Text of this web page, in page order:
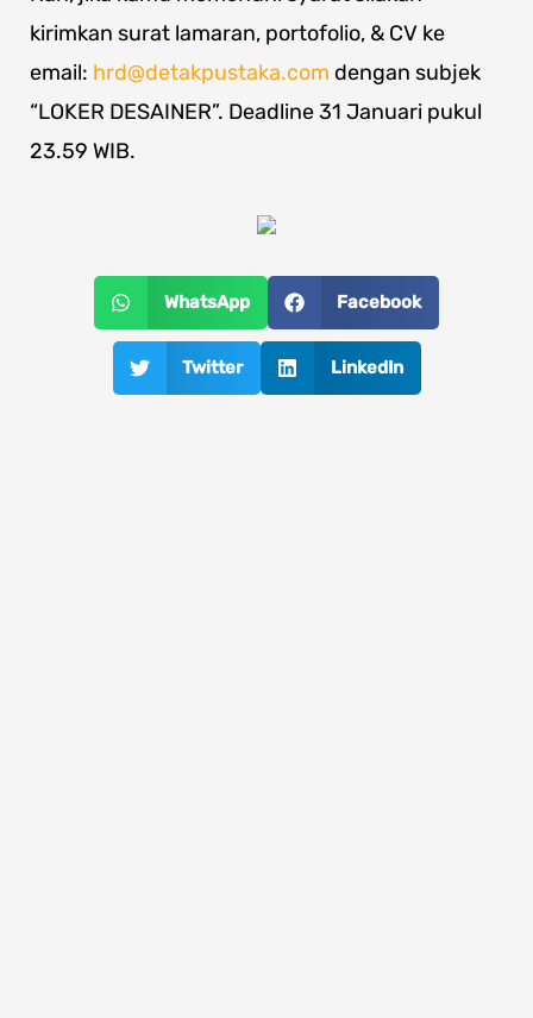
kirimkan surat lamaran, portofolio, & CV ke
email: hrd@detakpustaka.com dengan subjek
“LOKER DESAINER”. Deadline 31 Januari pukul
23.59 WIB.
WhatsApp Facebook
Twitter LinkedIn